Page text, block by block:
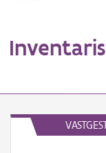
Inventaris